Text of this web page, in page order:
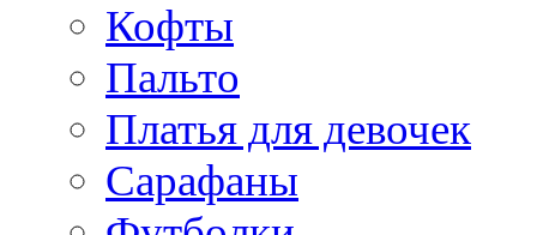
Кофты
Пальто
Платья для девочек
Сарафаны